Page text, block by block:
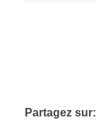
Partagez sur: